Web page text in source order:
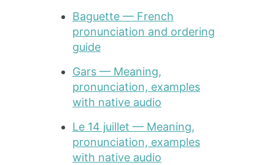
Baguette — French
pronunciation and ordering
guide
Gars — Meaning,
pronunciation, examples
with native audio
Le 14 juillet — Meaning,
pronunciation, examples
with native audio